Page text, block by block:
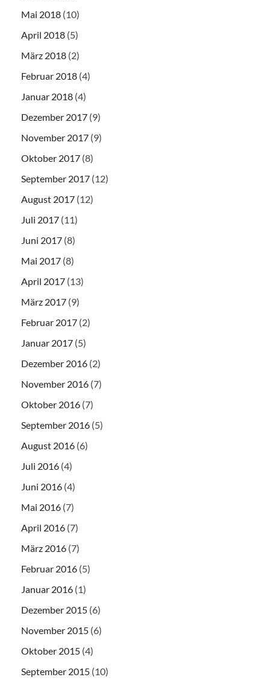
Mai 2018 (10)
April 2018 (5)
März 2018 (2)
Februar 2018 (4)
Januar 2018 (4)
Dezember 2017 (9)
November 2017 (9)
Oktober 2017 (8)
September 2017 (12)
August 2017 (12)
Juli 2017 (11)
Juni 2017 (8)
Mai 2017 (8)
April 2017 (13)
März 2017 (9)
Februar 2017 (2)
Januar 2017 (5)
Dezember 2016 (2)
November 2016 (7)
Oktober 2016 (7)
September 2016 (5)
August 2016 (6)
Juli 2016 (4)
Juni 2016 (4)
Mai 2016 (7)
April 2016 (7)
März 2016 (7)
Februar 2016 (5)
Januar 2016 (1)
Dezember 2015 (6)
November 2015 (6)
Oktober 2015 (4)
September 2015 (10)